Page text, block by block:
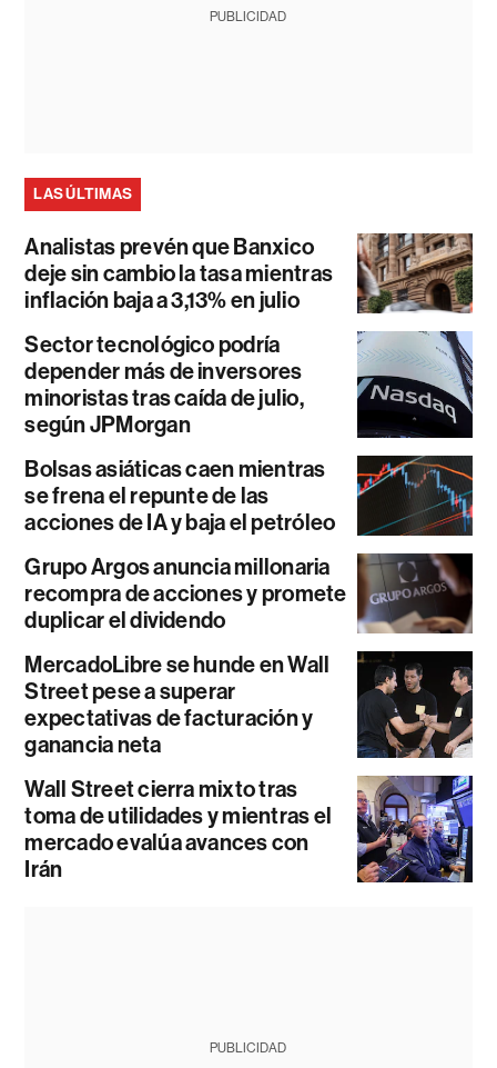
PUBLICIDAD
LAS ÚLTIMAS
Analistas prevén que Banxico
deje sin cambio la tasa mientras
inflación baja a 3,13% en julio
Sector tecnológico podría
depender más de inversores
minoristas tras caída de julio,
según JPMorgan
Bolsas asiáticas caen mientras
se frena el repunte de las
acciones de IA y baja el petróleo
Grupo Argos anuncia millonaria
recompra de acciones y promete
duplicar el dividendo
MercadoLibre se hunde en Wall
Street pese a superar
expectativas de facturación y
ganancia neta
Wall Street cierra mixto tras
toma de utilidades y mientras el
mercado evalúa avances con
Irán
PUBLICIDAD